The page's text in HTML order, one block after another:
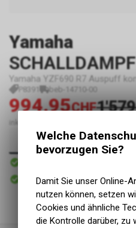
Yamaha
Yamaha YZF690 R7 Auspuff
P8391 beb-14710-00
994.95CHF
inkl. MwSt., zzgl.
In
Sofort verfügbar
Abholung Lüscher Motor- & Bike
Welche
bevorzugen Sie?
Damit Sie unser Online-
nutzen können, setzen
Cookies und ähnliche
die Kontrolle darüber, zu